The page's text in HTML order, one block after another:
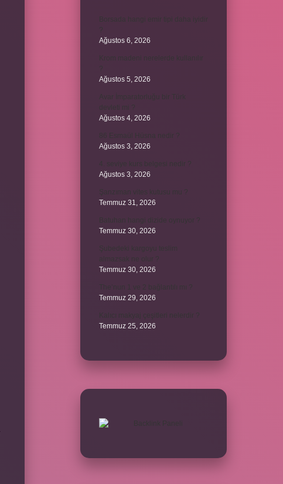
Borsada hangi emir tipi daha iyidir
Ağustos 6, 2026
Ağustos 5, 2026
Avar İmparatorluğu bir Türk
Ağustos 4, 2026
Ağustos 3, 2026
4. seviye kurs belgesi nedir ?
Ağustos 3, 2026
Temmuz 31, 2026
Temmuz 30, 2026
Temmuz 30, 2026
Temmuz 29, 2026
Temmuz 25, 2026